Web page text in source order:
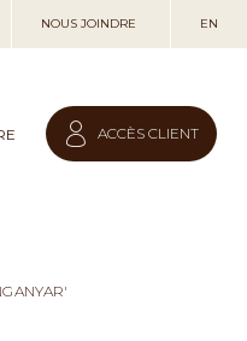
NOUS JOINDRE EN
ACCÈS CLIENT